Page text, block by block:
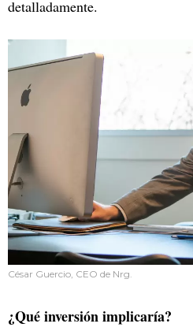
detalladamente.
César Guercio, CEO de Nrg.
¿Qué inversión implicaría?